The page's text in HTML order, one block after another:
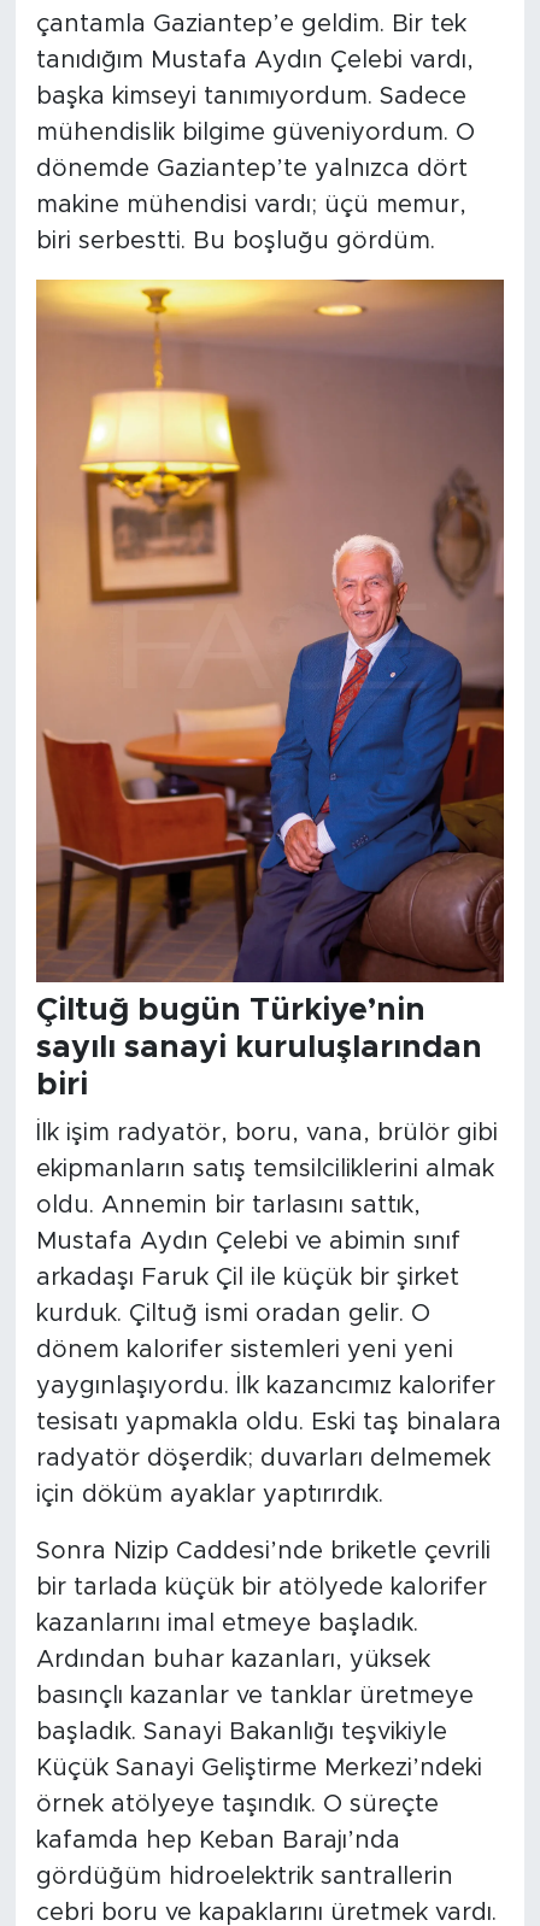
çantamla Gaziantep’e geldim. Bir tek
tanıdığım Mustafa Aydın Çelebi vardı,
başka kimseyi tanımıyordum. Sadece
mühendislik bilgime güveniyordum. O
dönemde Gaziantep’te yalnızca dört
makine mühendisi vardı; üçü memur,
biri serbestti. Bu boşluğu gördüm.
Çiltuğ bugün Türkiye’nin
sayılı sanayi kuruluşlarından
biri
İlk işim radyatör, boru, vana, brülör gibi
ekipmanların satış temsilciliklerini almak
oldu. Annemin bir tarlasını sattık,
Mustafa Aydın Çelebi ve abimin sınıf
arkadaşı Faruk Çil ile küçük bir şirket
kurduk. Çiltuğ ismi oradan gelir. O
dönem kalorifer sistemleri yeni yeni
yaygınlaşıyordu. İlk kazancımız kalorifer
tesisatı yapmakla oldu. Eski taş binalara
radyatör döşerdik; duvarları delmemek
için döküm ayaklar yaptırırdık.
Sonra Nizip Caddesi’nde briketle çevrili
bir tarlada küçük bir atölyede kalorifer
kazanlarını imal etmeye başladık.
Ardından buhar kazanları, yüksek
basınçlı kazanlar ve tanklar üretmeye
başladık. Sanayi Bakanlığı teşvikiyle
Küçük Sanayi Geliştirme Merkezi’ndeki
örnek atölyeye taşındık. O süreçte
kafamda hep Keban Barajı’nda
gördüğüm hidroelektrik santrallerin
cebri boru ve kapaklarını üretmek vardı.